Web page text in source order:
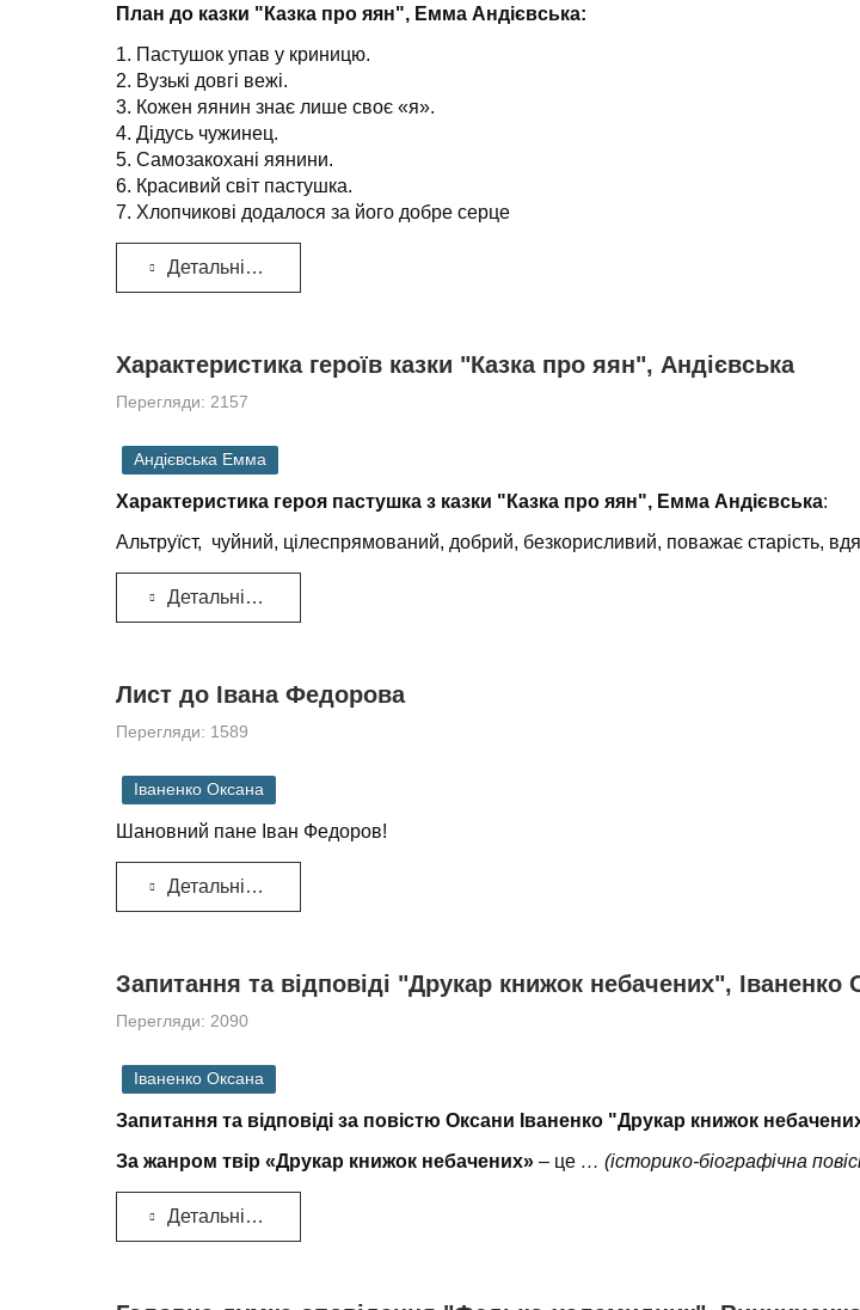
План до казки "Казка про яян", Емма Андієвська:
1. Пастушок упав у криницю.
2. Вузькі довгі вежі.
3. Кожен яянин знає лише своє «я».
4. Дідусь чужинец.
5. Самозакохані яянини.
6. Красивий світ пастушка.
7. Хлопчикові додалося за його добре серце
Детальніше...
Характеристика героїв казки "Казка про яян", Андієвська
Перегляди: 2157
Андієвська Емма
Характеристика героя пастушка з казки "Казка про яян", Емма Андієвська:
Альтруїст, чуйний, цілеспрямований, добрий, безкорисливий, поважає старість,
Детальніше...
Лист до Івана Федорова
Перегляди: 1589
Іваненко Оксана
Шановний пане Іван Федоров!
Детальніше...
Запитання та відповіді "Друкар книжок небачених", Іваненко
Перегляди: 2090
Іваненко Оксана
Запитання та відповіді за повістю Оксани Іваненко "Друкар книжок
За жанром твір «Друкар книжок небачених» – це … (історико-біографічна
Детальніше...